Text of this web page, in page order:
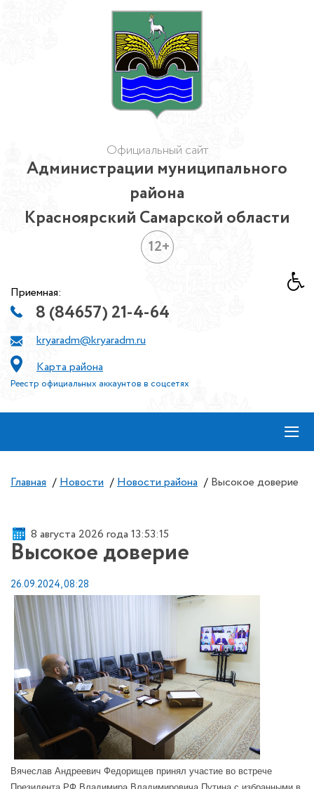
Официальный сайт
Администрации муниципального
района
Красноярский Самарской области
12+
Приемная:
8 (84657) 21-4-64
kryaradm@kryaradm.ru
Карта района
Реестр официальных аккаунтов в соцсетях
≡
Главная / Новости / Новости района / Высокое доверие
8 августа 2026 года 13:53:16
Высокое доверие
26.09.2024, 08:28
Вячеслав Андреевич Федорищев принял участие во встрече